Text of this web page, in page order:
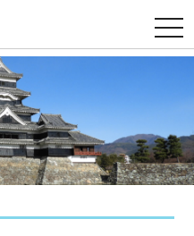
t
o
g
v
i
g
a
t